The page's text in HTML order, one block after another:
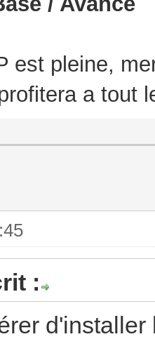
est pleine,
a tout
: